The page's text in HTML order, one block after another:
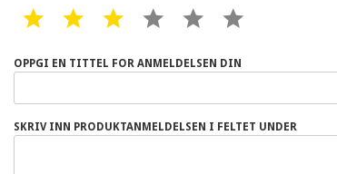
1 STAR2 STAR3 STAR4 STAR5 STAR
OPPGI EN TITTEL FOR ANMELDELSEN DIN
SKRIV INN PRODUKTANMELDELSEN I FELTET UNDER